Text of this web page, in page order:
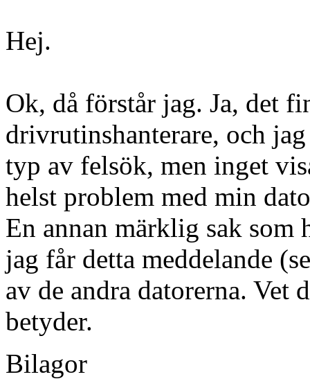
Hej.
Ok, då förstår jag. Ja, det
drivrutinshanterare, och
typ av felsök, men inget
helst problem med min
En annan märklig sak som
jag får detta meddelande
av de andra datorerna. Vet
betyder.
Bilagor